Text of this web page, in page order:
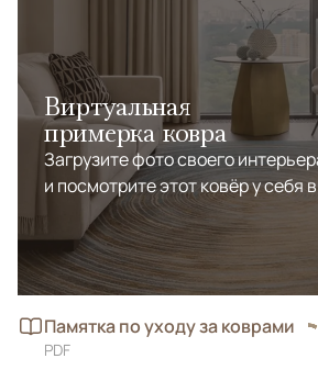
Виртуальная
примерка ковра
Загрузите фото своего
и посмотрите этот ковёр у себя
Памятка по уходу за коврами
PDF